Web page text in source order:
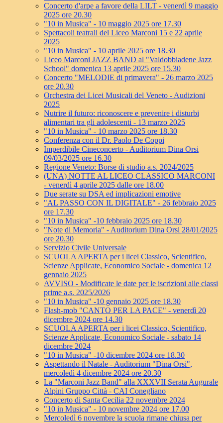
Concerto d'arpe a favore della LILT - venerdì 9 maggio
2025 ore 20.30
"10 in Musica" - 10 maggio 2025 ore 17.30
Spettacoli teatrali del Liceo Marconi 15 e 22 aprile
2025
"10 in Musica" - 10 aprile 2025 ore 18.30
Liceo Marconi JAZZ BAND al "Valdobbiadene Jazz
School" domenica 13 aprile 2025 ore 15.30
Concerto "MELODIE di primavera" - 26 marzo 2025
ore 20.30
Orchestra dei Licei Musicali del Veneto - Audizioni
2025
Nutrire il futuro: riconoscere e prevenire i disturbi
alimentari tra gli adolescenti - 13 marzo 2025
"10 in Musica" - 10 marzo 2025 ore 18.30
Conferenza con il Dr. Paolo De Coppi
Imperdibile Cineconcerto - Auditorium Dina Orsi
09/03/2025 ore 16.30
Regione Veneto: Borse di studio a.s. 2024/2025
(UNA) NOTTE AL LICEO CLASSICO MARCONI
- venerdì 4 aprile 2025 dalle ore 18.00
Due serate su DSA ed implicazioni emotive
"AL PASSO CON IL DIGITALE" - 26 febbraio 2025
ore 17.30
"10 in Musica" -10 febbraio 2025 ore 18.30
"Note di Memoria" - Auditorium Dina Orsi 28/01/2025
ore 20.30
Servizio Civile Universale
SCUOLA APERTA per i licei Classico, Scientifico,
Scienze Applicate, Economico Sociale - domenica 12
gennaio 2025
AVVISO - Modificate le date per le iscrizioni alle classi
prime a.s. 2025/2026
"10 in Musica" -10 gennaio 2025 ore 18.30
Flash-mob "CANTO PER LA PACE" - venerdì 20
dicembre 2024 ore 14.30
SCUOLA APERTA per i licei Classico, Scientifico,
Scienze Applicate, Economico Sociale - sabato 14
dicembre 2024
"10 in Musica" -10 dicembre 2024 ore 18.30
Aspettando il Natale - Auditorium "Dina Orsi",
mercoledì 4 dicembre 2024 ore 20.30
La "Marconi Jazz Band" alla XXXVII Serata Augurale
Alpini Gruppo Città - CAI Conegliano
Concerto di Santa Cecilia 22 novembre 2024
"10 in Musica" - 10 novembre 2024 ore 17.00
Mercoledì 6 novembre la scuola rimane chiusa per